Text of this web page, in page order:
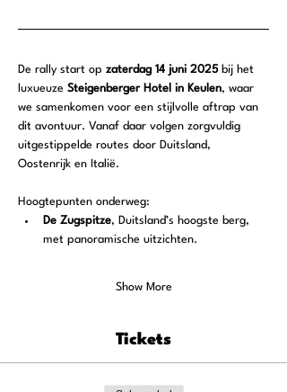
De rally start op zaterdag 14 juni 2025 bij het
luxueuze Steigenberger Hotel in Keulen, waar
we samenkomen voor een stijlvolle aftrap van
dit avontuur. Vanaf daar volgen zorgvuldig
uitgestippelde routes door Duitsland,
Oostenrijk en Italië.
Hoogtepunten onderweg:
De Zugspitze, Duitsland’s hoogste berg,
met panoramische uitzichten.
Show More
Tickets